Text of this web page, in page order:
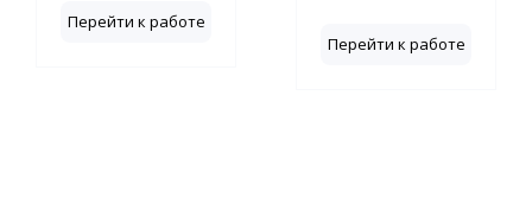
Перейти к работе
Перейти к работе